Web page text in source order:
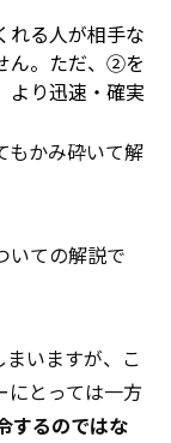
れる人が相手な
ん。ただ、②を
より迅速・確実
もかみ砕いて解
いての解説で
いますが、こ
にとっては一方
するのではな